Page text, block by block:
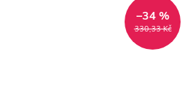
330,33 Kč
–34 %